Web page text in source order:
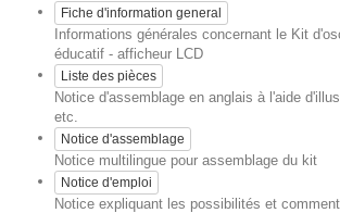
Fiche d'information general
Informations générales concernant le Kit
éducatif - afficheur LCD
Liste des pièces
Notice d'assemblage en anglais à l'aide
etc.
Notice d'assemblage
Notice multilingue pour assemblage du kit
Notice d'emploi
Notice expliquant les possibilités et